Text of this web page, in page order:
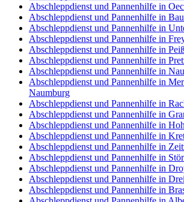
Abschleppdienst und Pannenhilfe in
Abschleppdienst und Pannenhilfe in
Abschleppdienst und Pannenhilfe in
Abschleppdienst und Pannenhilfe in
Abschleppdienst und Pannenhilfe in
Abschleppdienst und Pannenhilfe in
Abschleppdienst und Pannenhilfe in
Abschleppdienst und Pannenhilfe in
Naumburg
Abschleppdienst und Pannenhilfe in
Abschleppdienst und Pannenhilfe in
Abschleppdienst und Pannenhilfe in
Abschleppdienst und Pannenhilfe in
Abschleppdienst und Pannenhilfe in
Abschleppdienst und Pannenhilfe in
Abschleppdienst und Pannenhilfe in
Abschleppdienst und Pannenhilfe in
Abschleppdienst und Pannenhilfe in